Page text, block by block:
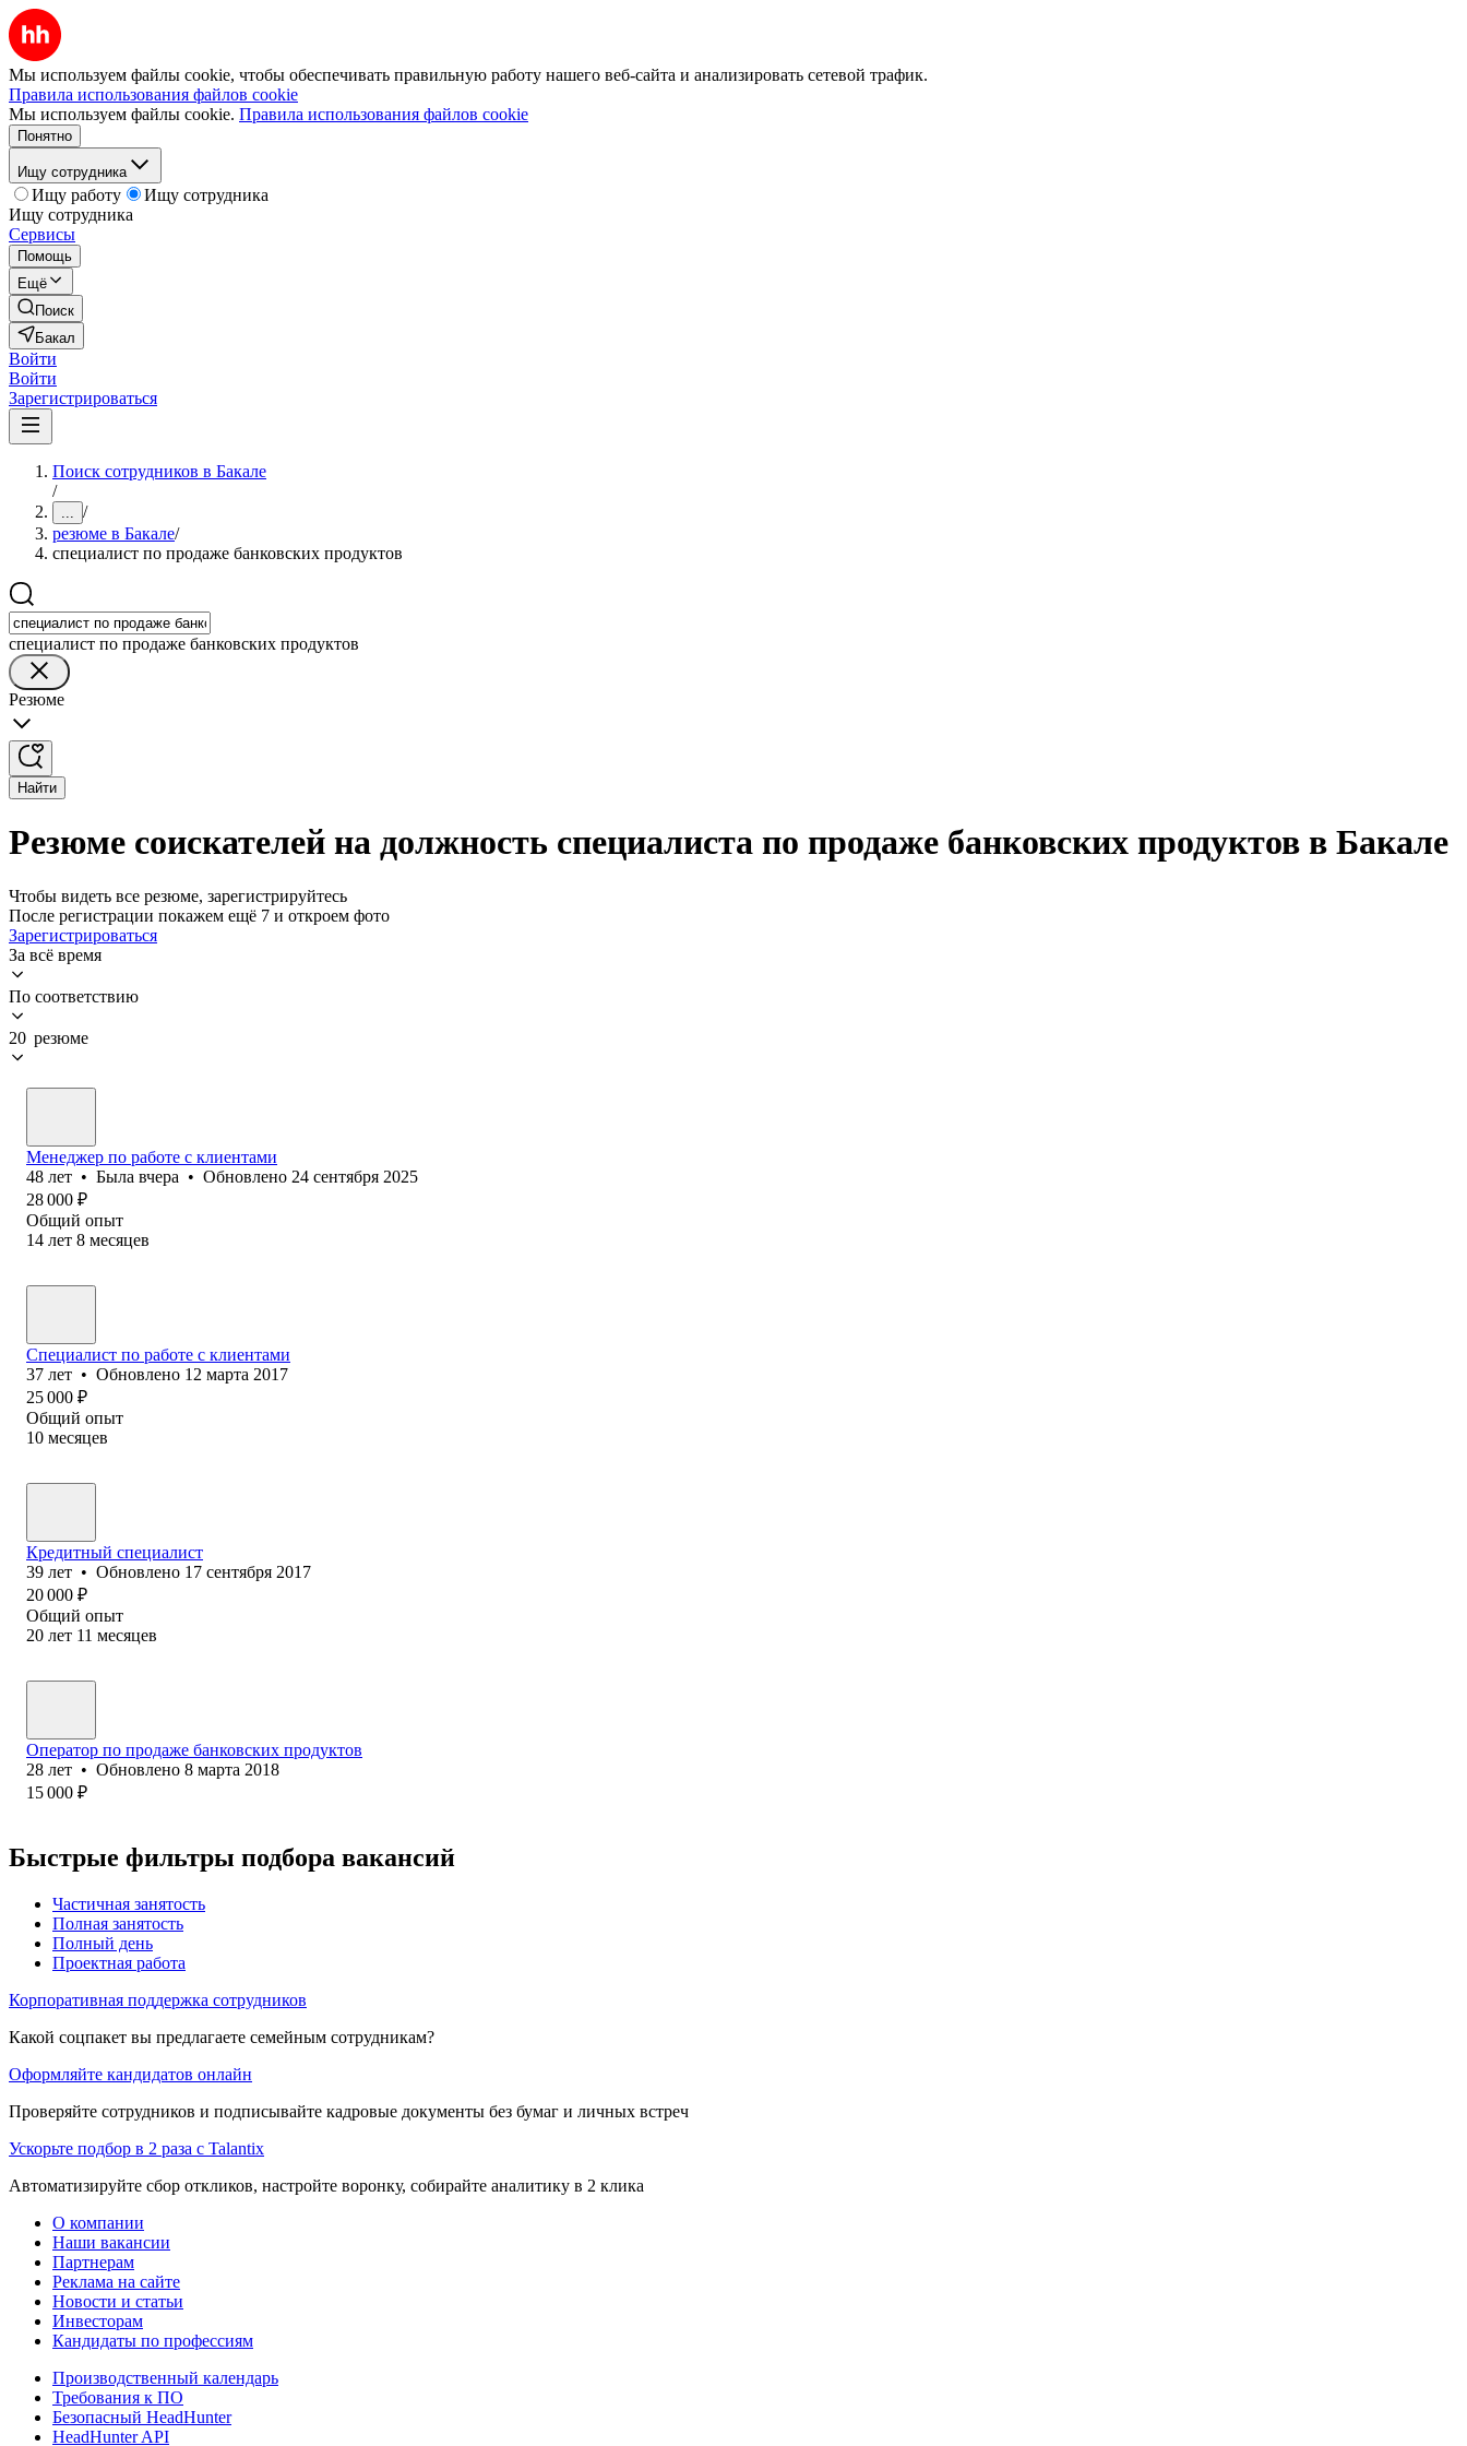
Мы используем файлы cookie, чтобы обеспечивать правильную работу нашего веб-сайта и анализировать сетевой трафик.
Правила использования файлов cookie
Мы используем файлы cookie. Правила использования файлов cookie
Понятно
Ищу сотрудника
Ищу работу
Ищу сотрудника
Ищу сотрудника
Сервисы
Помощь
Ещё
Поиск
Бакал
Войти
Войти
Зарегистрироваться
Поиск сотрудников в Бакале
/
... /
резюме в Бакале/
специалист по продаже банковских продуктов
специалист по продаже банковских продуктов
Резюме
Найти
Резюме соискателей на должность специалиста по продаже банковских продуктов в Бакале
Чтобы видеть все резюме, зарегистрируйтесь
После регистрации покажем ещё 7 и откроем фото
Зарегистрироваться
За всё время
По соответствию
20 резюме
Менеджер по работе с клиентами
48 лет • Была вчера • Обновлено 24 сентября 2025
28 000 ₽
Общий опыт
14 лет 8 месяцев
Специалист по работе с клиентами
37 лет • Обновлено 12 марта 2017
25 000 ₽
Общий опыт
10 месяцев
Кредитный специалист
39 лет • Обновлено 17 сентября 2017
20 000 ₽
Общий опыт
20 лет 11 месяцев
Оператор по продаже банковских продуктов
28 лет • Обновлено 8 марта 2018
15 000 ₽
Быстрые фильтры подбора вакансий
Частичная занятость
Полная занятость
Полный день
Проектная работа
Корпоративная поддержка сотрудников
Какой соцпакет вы предлагаете семейным сотрудникам?
Оформляйте кандидатов онлайн
Проверяйте сотрудников и подписывайте кадровые документы без бумаг и личных встреч
Ускорьте подбор в 2 раза с Talantix
Автоматизируйте сбор откликов, настройте воронку, собирайте аналитику в 2 клика
О компании
Наши вакансии
Партнерам
Реклама на сайте
Новости и статьи
Инвесторам
Кандидаты по профессиям
Производственный календарь
Требования к ПО
Безопасный HeadHunter
HeadHunter API